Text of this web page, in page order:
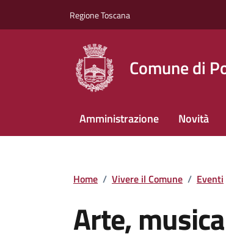
Regione Toscana
Comune di
Amministrazione Novità
Home / Vivere il Comune / Eventi
Arte,